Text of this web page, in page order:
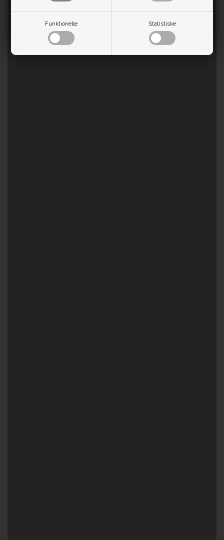
Funktionelle Statistiske